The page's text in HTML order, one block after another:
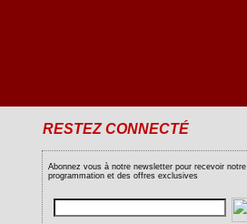
RESTEZ CONNECTÉ
Abonnez vous à notre newsletter pour recevoir notre
programmation et des offres exclusives